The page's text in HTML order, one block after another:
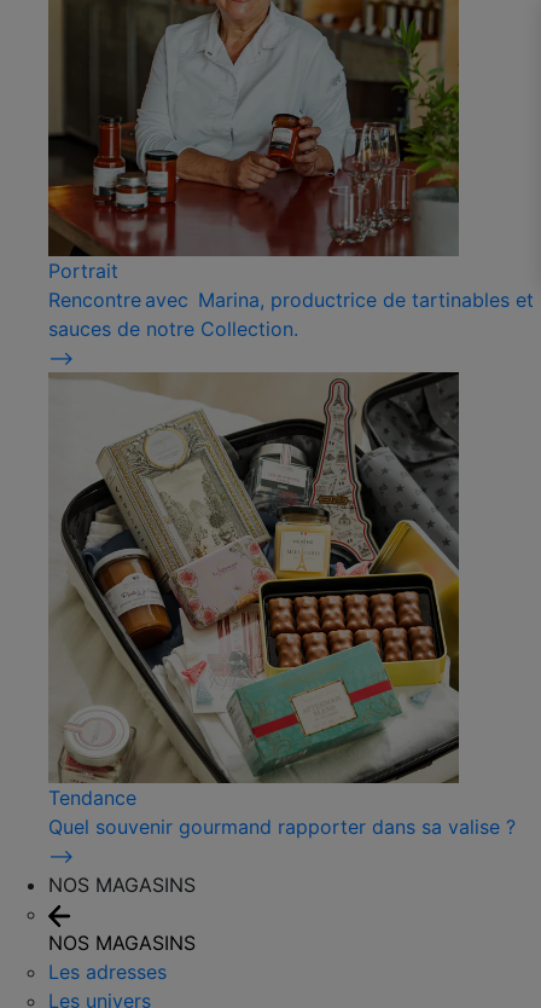
Portrait
Rencontre avec Marina, productrice de tartinables et
sauces de notre Collection.
⟶
Tendance
Quel souvenir gourmand rapporter dans sa valise ?
⟶
NOS MAGASINS
NOS MAGASINS
Les adresses
Les univers